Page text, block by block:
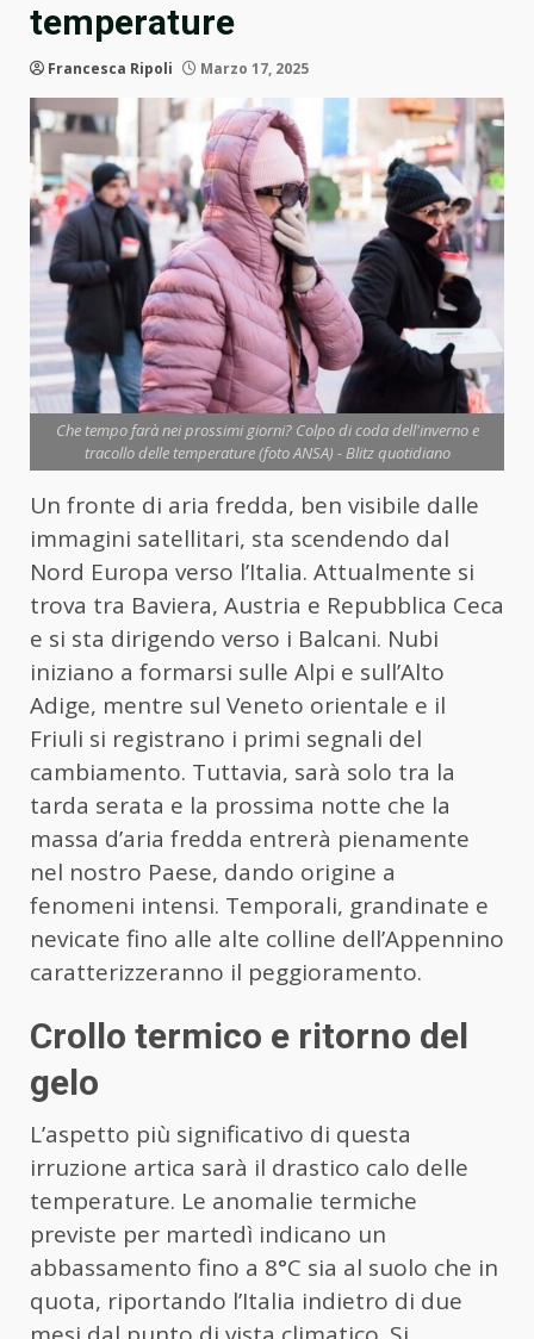
temperature
Francesca Ripoli Marzo 17, 2025
Che tempo farà nei prossimi giorni? Colpo di coda dell'inverno e
tracollo delle temperature (foto ANSA) - Blitz quotidiano
Un fronte di aria fredda, ben visibile dalle
immagini satellitari, sta scendendo dal
Nord Europa verso l’Italia. Attualmente si
trova tra Baviera, Austria e Repubblica Ceca
e si sta dirigendo verso i Balcani. Nubi
iniziano a formarsi sulle Alpi e sull’Alto
Adige, mentre sul Veneto orientale e il
Friuli si registrano i primi segnali del
cambiamento. Tuttavia, sarà solo tra la
tarda serata e la prossima notte che la
massa d’aria fredda entrerà pienamente
nel nostro Paese, dando origine a
fenomeni intensi. Temporali, grandinate e
nevicate fino alle alte colline dell’Appennino
caratterizzeranno il peggioramento.
Crollo termico e ritorno del
gelo
L’aspetto più significativo di questa
irruzione artica sarà il drastico calo delle
temperature. Le anomalie termiche
previste per martedì indicano un
abbassamento fino a 8°C sia al suolo che in
quota, riportando l’Italia indietro di due